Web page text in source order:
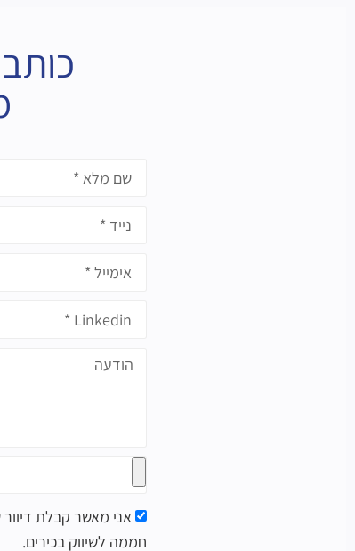
אני מאשר קבלת
חממה לשיווק בכירים.